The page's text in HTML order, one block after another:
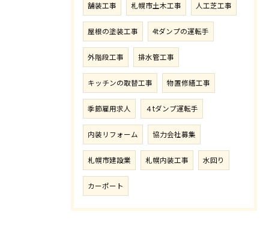
舗装工事 札幌市土木工事 人工芝工事
屋根の塗装工事 4tダンプの運転手
外階段工事 排水管工事
キッチンの取替工事 物置修繕工事
季節雇用求人 ４tダンプ運転手
内装リフォーム 協力会社募集
札幌市建設業 札幌内装工事 水回り
カーポート